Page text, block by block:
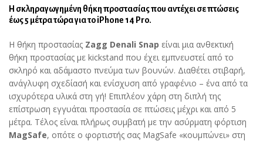
Pro
(Black)
Η σκληραγωγημένη θήκη προστασίας που αντέχει σε πτώσεις
έως 5 μέτρα τώρα για το iPhone 14 Pro.
Η θήκη προστασίας Zagg Denali Snap είναι μια ανθεκτική
θήκη προστασίας με kickstand που έχει εμπνευστεί από το
σκληρό και αδάμαστο πνεύμα των βουνών. Διαθέτει στιβαρή,
ανάγλυφη σχεδίασή και ενίσχυση από γραφένιο – ένα από τα
ισχυρότερα υλικά στη γή! Επιπλέον χάρη στη διπλή της
επίστρωση εγγυάται προστασία σε πτώσεις μέχρι και από 5
μέτρα. Τέλος είναι πλήρως συμβατή με την ασύρματη φόρτιση
MagSafe, οπότε ο φορτιστής σας MagSafe «κουμπώνει» στη